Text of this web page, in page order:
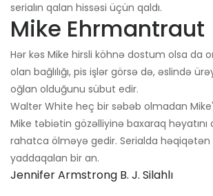
serialın qalan hissəsi üçün qaldı.
Mike Ehrmantraut
Hər kəs Mike hirsli köhnə dostum olsa da
olan bağlılığı, pis işlər görsə də, əslində
oğlan olduğunu sübut edir.
Walter White heç bir səbəb olmadan
Mike təbiətin gözəlliyinə baxaraq həyatını
rahatca ölməyə gedir. Serialda həqiqətən
yaddaqalan bir an.
Jennifer Armstrong B. J. Silahlı